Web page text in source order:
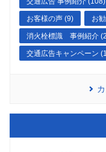
お客様の声 (9) お
消火栓標識 事例紹介
交通広告キャンペーン